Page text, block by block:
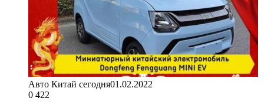
Авто Китай сегодня01.02.2022
0 422